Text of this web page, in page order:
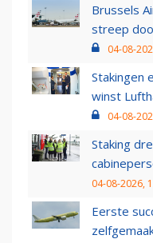
Brussels
streep
04-08-
Stakingen
winst
04-08-
Staking
04-08-2026,
Eerste